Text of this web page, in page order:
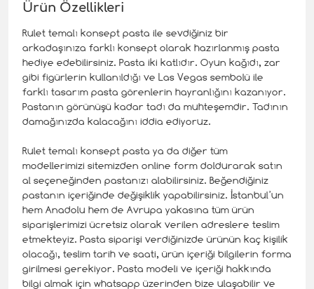
Ürün Özellikleri
Rulet temalı konsept pasta ile sevdiğiniz bir
arkadaşınıza farklı konsept olarak hazırlanmış pasta
hediye edebilirsiniz. Pasta iki katlıdır. Oyun kağıdı, zar
gibi figürlerin kullanıldığı ve Las Vegas sembolü ile
farklı tasarım pasta görenlerin hayranlığını kazanıyor.
Pastanın görünüşü kadar tadı da muhteşemdir. Tadının
damağınızda kalacağını iddia ediyoruz.
Rulet temalı konsept pasta ya da diğer tüm
modellerimizi sitemizden online form doldurarak satın
al seçeneğinden pastanızı alabilirsiniz. Beğendiğiniz
pastanın içeriğinde değişiklik yapabilirsiniz. İstanbul’un
hem Anadolu hem de Avrupa yakasına tüm ürün
siparişlerimizi ücretsiz olarak verilen adreslere teslim
etmekteyiz. Pasta siparişi verdiğinizde ürünün kaç kişilik
olacağı, teslim tarih ve saati, ürün içeriği bilgilerin forma
girilmesi gerekiyor. Pasta modeli ve içeriği hakkında
bilgi almak için whatsapp üzerinden bize ulaşabilir ve